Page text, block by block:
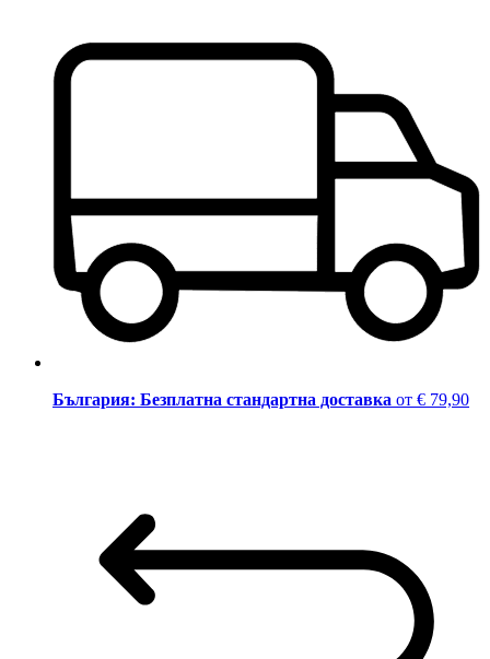
България: Безплатна стандартна доставка от € 79,90